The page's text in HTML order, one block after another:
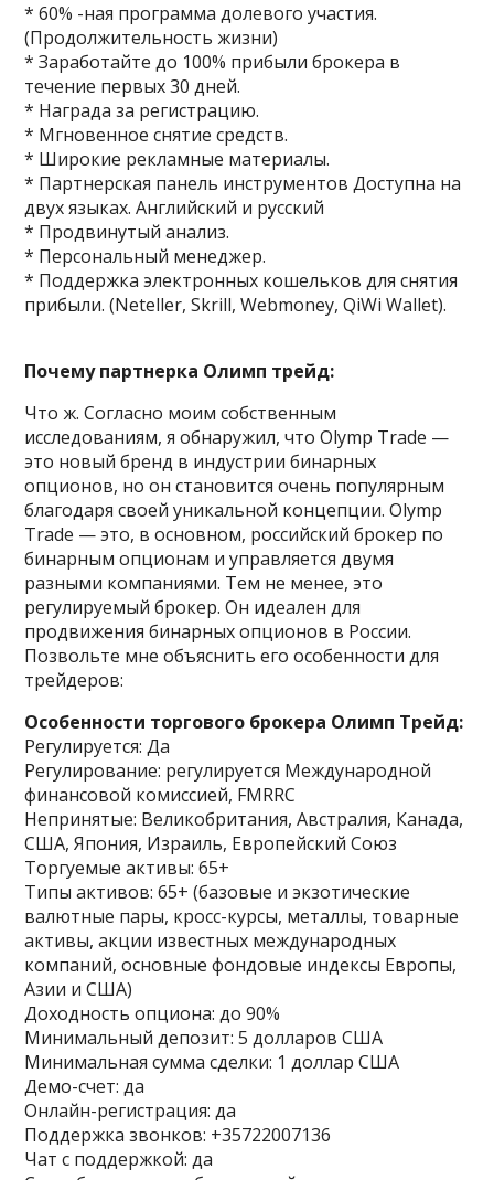
* 60% -ная программа долевого участия.
(Продолжительность жизни)
* Заработайте до 100% прибыли брокера в
течение первых 30 дней.
* Награда за регистрацию.
* Мгновенное снятие средств.
* Широкие рекламные материалы.
* Партнерская панель инструментов Доступна на
двух языках. Английский и русский
* Продвинутый анализ.
* Персональный менеджер.
* Поддержка электронных кошельков для снятия
прибыли. (Neteller, Skrill, Webmoney, QiWi Wallet).
Почему партнерка Олимп трейд:
Что ж. Согласно моим собственным
исследованиям, я обнаружил, что Olymp Trade —
это новый бренд в индустрии бинарных
опционов, но он становится очень популярным
благодаря своей уникальной концепции. Olymp
Trade — это, в основном, российский брокер по
бинарным опционам и управляется двумя
разными компаниями. Тем не менее, это
регулируемый брокер. Он идеален для
продвижения бинарных опционов в России.
Позвольте мне объяснить его особенности для
трейдеров:
Особенности торгового брокера Олимп Трейд:
Регулируется: Да
Регулирование: регулируется Международной
финансовой комиссией, FMRRC
Непринятые: Великобритания, Австралия, Канада,
США, Япония, Израиль, Европейский Союз
Торгуемые активы: 65+
Типы активов: 65+ (базовые и экзотические
валютные пары, кросс-курсы, металлы, товарные
активы, акции известных международных
компаний, основные фондовые индексы Европы,
Азии и США)
Доходность опциона: до 90%
Минимальный депозит: 5 долларов США
Минимальная сумма сделки: 1 доллар США
Демо-счет: да
Онлайн-регистрация: да
Поддержка звонков: +35722007136
Чат с поддержкой: да